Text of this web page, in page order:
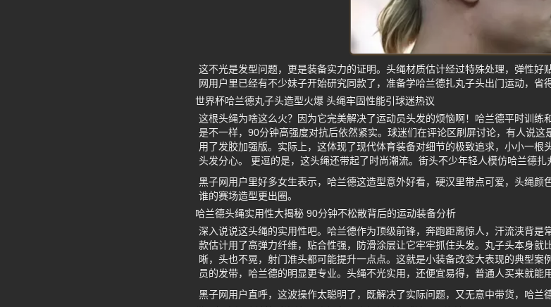
这不光是发型问题，更是装备实力的证明。头绳材质估计经过特殊处理，弹性好
网用户里已经有不少妹子开始研究同款了，准备学哈兰德扎丸子头出门运动，省
世界杯哈兰德丸子头造型火爆 头绳牢固性能引球迷热议
这根头绳为啥这么火？因为它完美解决了运动员头发的烦恼啊！哈兰德平时训练
是不一样，90分钟高强度对抗后依然紧实。球迷们在评论区刷屏讨论，有人说
用了发胶加强版。实际上，这体现了现代体育装备对细节的极致追求，小小一根
头发分心。 更逗的是，这头绳还带起了时尚潮流。街头不少年轻人模仿哈兰德扎
黑子网用户里好多女生表示，哈兰德这造型意外好看，硬汉里带点可爱，头绳颜
谁的赛场造型更出圈。
哈兰德头绳实用性大揭秘 90分钟不松散背后的运动装备分析
深入说说这头绳的实用性吧。哈兰德作为顶级前锋，奔跑距离惊人，汗流浃背是
款估计用了高弹力纤维，贴合性强，防滑涂层让它牢牢抓住头发。丸子头本身就
晰，头也不晃，射门准头都可能提升一点点。这就是小装备改变大表现的典型
员的发带，哈兰德的明显更专业。头绳不光实用，还便宜易得，普通人买来就能用
黑子网用户直呼，这波操作太聪明了，既解决了实际问题，又无意中带货，哈兰